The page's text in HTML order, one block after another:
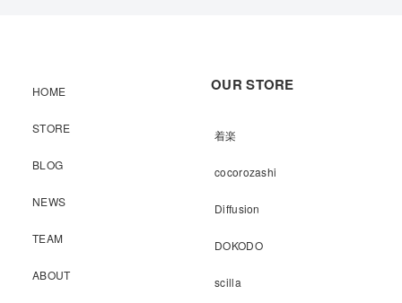
HOME
STORE
BLOG
NEWS
TEAM
ABOUT
OUR STORE
着楽
cocorozashi
Diffusion
DOKODO
scilla